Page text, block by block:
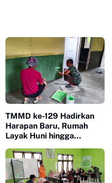
TMMD ke-129 Hadirkan
Harapan Baru, Rumah
Layak Huni hingga
Kehidupan Warga Buluh
Kasok